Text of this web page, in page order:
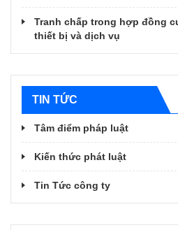
Tranh chấp trong hợp đồng
thiết bị và dịch vụ
TIN TỨC
Tâm điểm pháp luật
Kiến thức phát luật
Tin Tức công ty